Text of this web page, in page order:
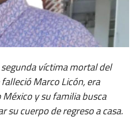
víctima mortal del
Marco Licón, era
y su familia busca
su cuerpo de regreso a casa.